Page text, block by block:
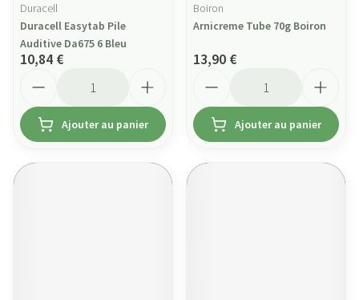
Duracell
Duracell Easytab Pile
Auditive Da675 6 Bleu
10,84 €
Ajouter au panier
Boiron
Arnicreme Tube 70g Boiron
13,90 €
Ajouter au panier